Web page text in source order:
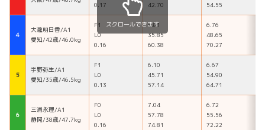
0.17
42.70
54.55
４
大瀧明日香/A1
愛知/42歳/46.0kg
F1
L0
0.16
5.81
35.85
60.38
6.76
48.65
70.27
５
宇野弥生/A1
愛知/35歳/46.5kg
F1
L0
0.13
6.10
45.71
57.14
6.67
54.90
64.71
６
三浦永理/A1
静岡/38歳/47.7kg
F0
L0
0.16
7.04
57.78
74.81
6.72
55.56
72.22
スクロールできます